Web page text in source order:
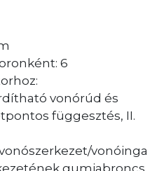
6
vonórúd és
függesztés, II.
vonóinga